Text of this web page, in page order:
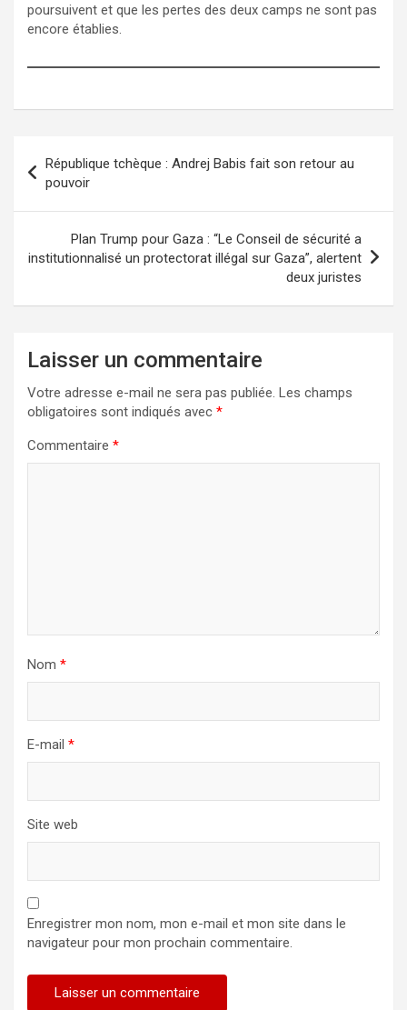
poursuivent et que les pertes des deux camps ne sont pas
encore établies.
République tchèque : Andrej Babis fait son retour au
pouvoir
Plan Trump pour Gaza : “Le Conseil de sécurité a
institutionnalisé un protectorat illégal sur Gaza”, alertent
deux juristes
Laisser un commentaire
Votre adresse e-mail ne sera pas publiée. Les champs
obligatoires sont indiqués avec *
Commentaire *
Nom *
E-mail *
Site web
Enregistrer mon nom, mon e-mail et mon site dans le
navigateur pour mon prochain commentaire.